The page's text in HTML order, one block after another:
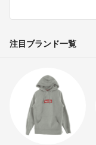
注目ブランド一覧